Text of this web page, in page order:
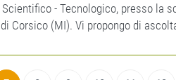
- Tecnologico, presso la
Corsico (MI). Vi propongo di